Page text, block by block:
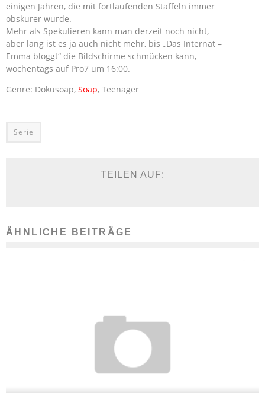
einigen Jahren, die mit fortlaufenden Staffeln immer
obskurer wurde.
Mehr als Spekulieren kann man derzeit noch nicht,
aber lang ist es ja auch nicht mehr, bis „Das Internat –
Emma bloggt“ die Bildschirme schmücken kann,
wochentags auf Pro7 um 16:00.
Genre: Dokusoap, Soap, Teenager
Serie
TEILEN AUF:
ÄHNLICHE BEITRÄGE